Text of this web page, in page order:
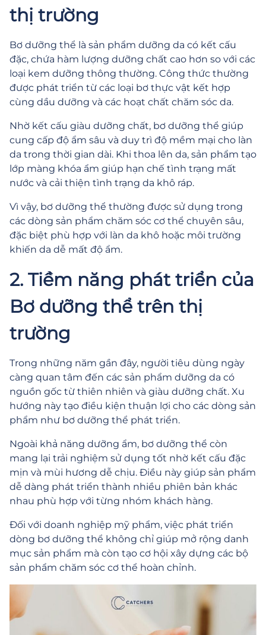
thị trường
Bơ dưỡng thể là sản phẩm dưỡng da có kết cấu
đặc, chứa hàm lượng dưỡng chất cao hơn so với các
loại kem dưỡng thông thường. Công thức thường
được phát triển từ các loại bơ thực vật kết hợp
cùng dầu dưỡng và các hoạt chất chăm sóc da.
Nhờ kết cấu giàu dưỡng chất, bơ dưỡng thể giúp
cung cấp độ ẩm sâu và duy trì độ mềm mại cho làn
da trong thời gian dài. Khi thoa lên da, sản phẩm tạo
lớp màng khóa ẩm giúp hạn chế tình trạng mất
nước và cải thiện tình trạng da khô ráp.
Vì vậy, bơ dưỡng thể thường được sử dụng trong
các dòng sản phẩm chăm sóc cơ thể chuyên sâu,
đặc biệt phù hợp với làn da khô hoặc môi trường
khiến da dễ mất độ ẩm.
2. Tiềm năng phát triển của
Bơ dưỡng thể trên thị
trường
Trong những năm gần đây, người tiêu dùng ngày
càng quan tâm đến các sản phẩm dưỡng da có
nguồn gốc từ thiên nhiên và giàu dưỡng chất. Xu
hướng này tạo điều kiện thuận lợi cho các dòng sản
phẩm như bơ dưỡng thể phát triển.
Ngoài khả năng dưỡng ẩm, bơ dưỡng thể còn
mang lại trải nghiệm sử dụng tốt nhờ kết cấu đặc
mịn và mùi hương dễ chịu. Điều này giúp sản phẩm
dễ dàng phát triển thành nhiều phiên bản khác
nhau phù hợp với từng nhóm khách hàng.
Đối với doanh nghiệp mỹ phẩm, việc phát triển
dòng bơ dưỡng thể không chỉ giúp mở rộng danh
mục sản phẩm mà còn tạo cơ hội xây dựng các bộ
sản phẩm chăm sóc cơ thể hoàn chỉnh.